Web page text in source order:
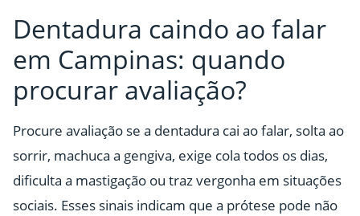
Dentadura caindo ao falar
em Campinas: quando
procurar avaliação?
Procure avaliação se a dentadura cai ao falar, solta ao
sorrir, machuca a gengiva, exige cola todos os dias,
dificulta a mastigação ou traz vergonha em situações
sociais. Esses sinais indicam que a prótese pode não